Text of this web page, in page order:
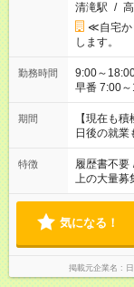
清滝駅 /
≪自宅か
します。
勤務時間
9:00～18:00（休憩60分） ■
早番 7:00～16:00
い」 「余
たくない」
の方へ 今
の勤務時間
期間
【現在も
日後の就業
特徴 履歴書不要
上の大量募
気になる！
掲載元企業名